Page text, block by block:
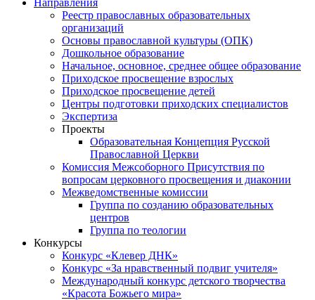
Направления
Реестр православных образовательных
организаций
Основы православной культуры (ОПК)
Дошкольное образование
Начальное, основное, среднее общее образование
Приходское просвещение взрослых
Приходское просвещение детей
Центры подготовки приходских специалистов
Экспертиза
Проекты
Образовательная Концепция Русской
Православной Церкви
Комиссия Межсоборного Присутствия по
вопросам церковного просвещения и диаконии
Межведомственные комиссии
Группа по созданию образовательных
центров
Группа по теологии
Конкурсы
Конкурс «Клевер ДНК»
Конкурс «За нравственный подвиг учителя»
Международный конкурс детского творчества
«Красота Божьего мира»